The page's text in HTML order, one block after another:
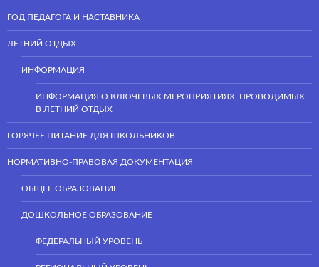
ГОД ПЕДАГОГА И НАСТАВНИКА
ЛЕТНИЙ ОТДЫХ
ИНФОРМАЦИЯ
ИНФОРМАЦИЯ О КЛЮЧЕВЫХ МЕРОПРИЯТИЯХ, ПРОВОДИМЫХ
В ЛЕТНИЙ ОТДЫХ
ГОРЯЧЕЕ ПИТАНИЕ ДЛЯ ШКОЛЬНИКОВ
НОРМАТИВНО-ПРАВОВАЯ ДОКУМЕНТАЦИЯ
ОБЩЕЕ ОБРАЗОВАНИЕ
ДОШКОЛЬНОЕ ОБРАЗОВАНИЕ
ФЕДЕРАЛЬНЫЙ УРОВЕНЬ